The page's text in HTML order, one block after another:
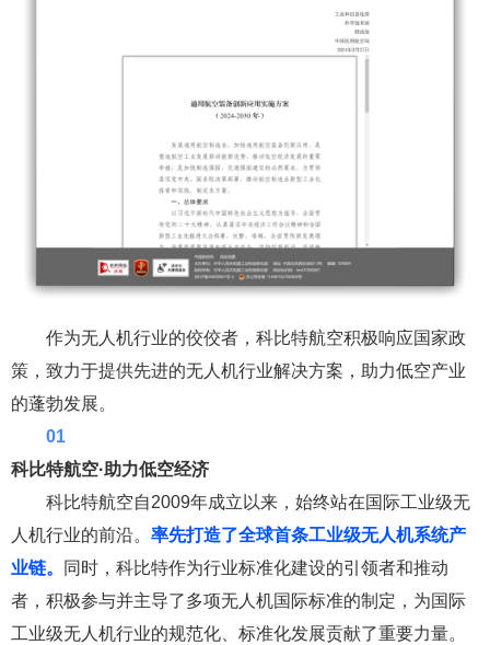
作为无人机行业的佼佼者，科比特航空积极响应国家政
策，致力于提供先进的无人 机行业解决方案，助力低空产业
的蓬勃发展。
01
科比特航空·助力低空经济
科比特航空自2009年成立以来，始终站在国际工业级无
人机行业的前沿。 率先打造了全球首条工业级无人机系统产
业链。
同时，科比特作为行业标准化建设的引领者和推动
者，积极参与并主导了多项无人机国际标准的制定，为国际
工业级无人机行业的规范化、标准化发展贡献了重要力量。